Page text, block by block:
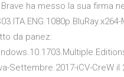
ha messo la sua firma
da panez:
Settembre.2017-iCV-CreW il